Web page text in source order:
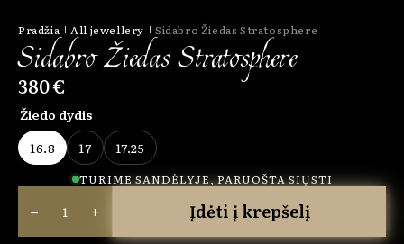
Pradžia All jewellery Sidabro Žiedas Stratosphere
Sidabro Žiedas Stratosphere
380 €
Žiedo dydis
16.8Variant sold out or unavailable
17Variant sold out or unavailable
17.25Variant sold out or unavailable
TURIME SANDĖLYJE, PARUOŠTA SIŲSTI
− + Įdėti į krepšelį